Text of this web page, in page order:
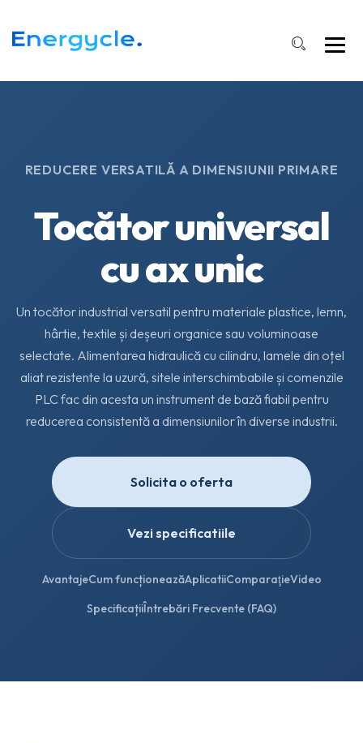
REDUCERE VERSATILĂ A DIMENSIUNII PRIMARE
Tocător universal
cu ax unic
Un tocător industrial versatil pentru materiale plastice, lemn,
hârtie, textile și deșeuri organice sau voluminoase
selectate. Alimentarea hidraulică cu cilindru, lamele din oțel
aliat rezistente la uzură, sitele interschimbabile și comenzile
PLC fac din acesta un instrument de bază fiabil pentru
reducerea consistentă a dimensiunilor în diverse industrii.
Solicita o oferta
Vezi specificatiile
AvantajeCum funcționeazăAplicatiiComparaţieVideo
SpecificațiiÎntrebări Frecvente (FAQ)